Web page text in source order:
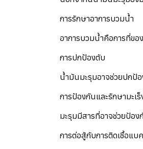
การรักษาอาการบวมน้ำ
อาการบวมน้ำคือการที่ขอ
การปกป้องตับ
น้ำมันมะรุมอาจช่วยปกป้
การป้องกันและรักษามะเร็
มะรุมมีสารที่อาจช่วยป้อง
การต่อสู้กับการติดเชื้อแบ